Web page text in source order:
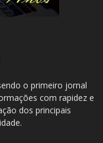
o primeiro jornal
com rapidez e
dos principais